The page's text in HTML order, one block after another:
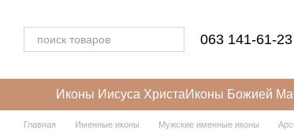
063 141-61-23
Иконы Иисуса ХристаИконы Божией
Главная Именные иконы Мужские именные иконы